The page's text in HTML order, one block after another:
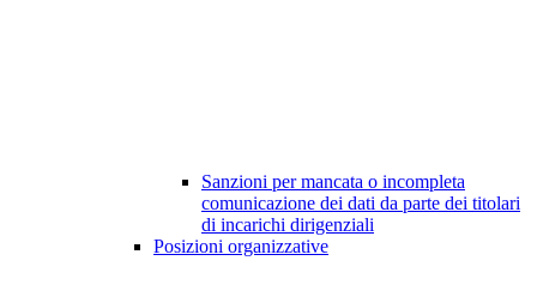
Sanzioni per mancata o incompleta
comunicazione dei dati da parte dei titolari
di incarichi dirigenziali
Posizioni organizzative